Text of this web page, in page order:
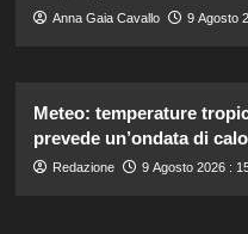
Anna Gaia Cavallo 9 Agosto
Meteo: temperature
prevede un’ondata di
Redazione 9 Agosto 2026 :